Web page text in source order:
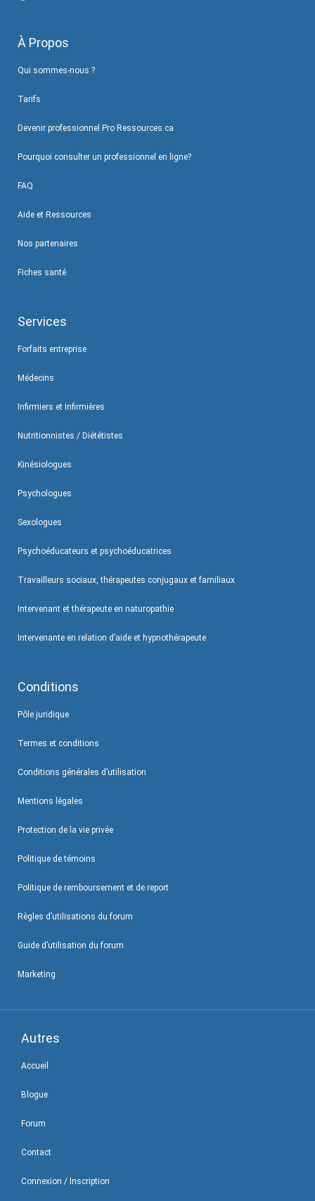
À Propos
Qui sommes-nous ?
Tarifs
Devenir professionnel Pro Ressources.ca
Pourquoi consulter un professionnel en ligne?
FAQ
Aide et Ressources
Nos partenaires
Fiches santé
Services
Forfaits entreprise
Médecins
Infirmiers et Infirmières
Nutritionnistes / Diététistes
Kinésiologues
Psychologues
Sexologues
Psychoéducateurs et psychoéducatrices
Travailleurs sociaux, thérapeutes conjugaux et familiaux
Intervenant et thérapeute en naturopathie
Intervenante en relation d’aide et hypnothérapeute
Conditions
Pôle juridique
Termes et conditions
Conditions générales d’utilisation
Mentions légales
Protection de la vie privée
Politique de témoins
Politique de remboursement et de report
Règles d’utilisations du forum
Guide d’utilisation du forum
Marketing
Autres
Accueil
Blogue
Forum
Contact
Connexion / Inscription